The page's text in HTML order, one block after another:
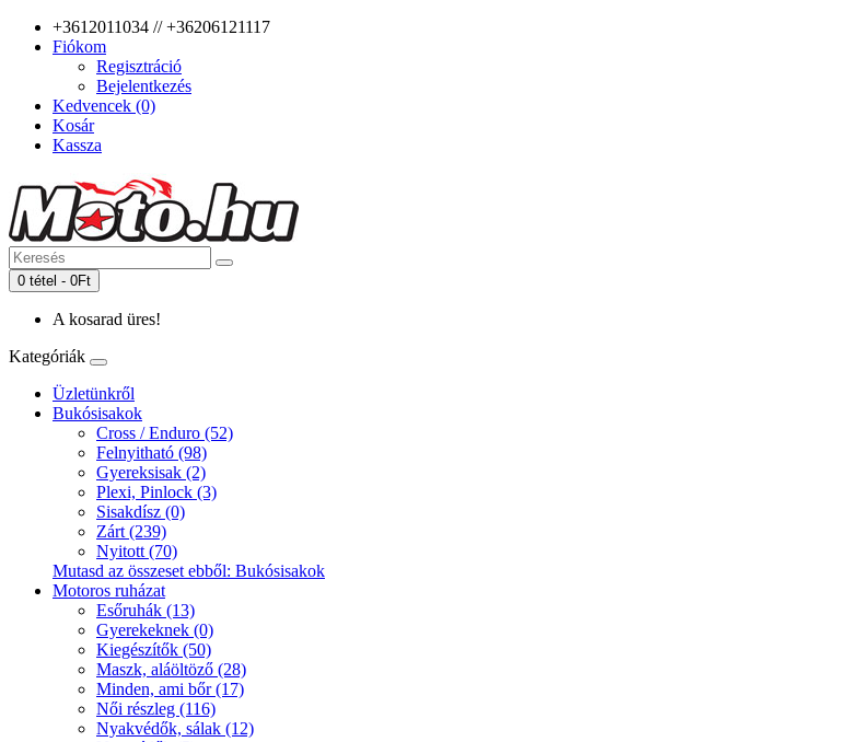
+3612011034 // +36206121117
Fiókom
Regisztráció
Bejelentkezés
Kedvencek (0)
Kosár
Kassza
0 tétel - 0Ft
A kosarad üres!
Kategóriák
Üzletünkről
Bukósisakok
Cross / Enduro (52)
Felnyitható (98)
Gyereksisak (2)
Plexi, Pinlock (3)
Sisakdísz (0)
Zárt (239)
Nyitott (70)
Mutasd az összeset ebből: Bukósisakok
Motoros ruházat
Esőruhák (13)
Gyerekeknek (0)
Kiegészítők (50)
Maszk, aláöltöző (28)
Minden, ami bőr (17)
Női részleg (116)
Nyakvédők, sálak (12)